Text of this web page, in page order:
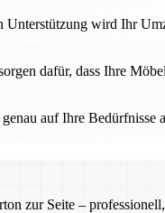
Unterstützung wird Ihr
dafür, dass Ihre
auf Ihre Bedürfnisse
zur Seite –